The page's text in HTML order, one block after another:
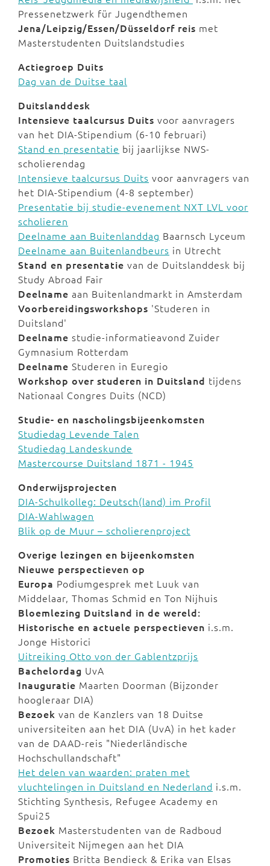
Pressenetzwerk für Jugendthemen
Jena/Leipzig/Essen/Düsseldorf reis met
Masterstudenten Duitslandstudies
Actiegroep Duits
Dag van de Duitse taal
Duitslanddesk
Intensieve taalcursus Duits voor aanvragers
van het DIA-Stipendium (6-10 februari)
Stand en presentatie bij jaarlijkse NWS-
scholierendag
Intensieve taalcursus Duits voor aanvragers van
het DIA-Stipendium (4-8 september)
Presentatie bij studie-evenement NXT LVL voor
scholieren
Deelname aan Buitenlanddag Baarnsch Lyceum
Deelname aan Buitenlandbeurs in Utrecht
Stand en presentatie van de Duitslanddesk bij
Study Abroad Fair
Deelname aan Buitenlandmarkt in Amsterdam
Voorbereidingsworkshops 'Studeren in
Duitsland'
Deelname studie-informatieavond Zuider
Gymnasium Rotterdam
Deelname Studeren in Euregio
Workshop over studeren in Duitsland tijdens
Nationaal Congres Duits (NCD)
Studie- en nascholingsbijeenkomsten
Studiedag Levende Talen
Studiedag Landeskunde
Mastercourse Duitsland 1871 - 1945
Onderwijsprojecten
DIA-Schulkolleg: Deutsch(land) im Profil
DIA-Wahlwagen
Blik op de Muur – scholierenproject
Overige lezingen en bijeenkomsten
Nieuwe perspectieven op
Europa Podiumgesprek met Luuk van
Middelaar, Thomas Schmid en Ton Nijhuis
Bloemlezing Duitsland in de wereld:
Historische en actuele perspectieven i.s.m.
Jonge Historici
Uitreiking Otto von der Gablentzprijs
Bachelordag UvA
Inauguratie Maarten Doorman (Bijzonder
hoogleraar DIA)
Bezoek van de Kanzlers van 18 Duitse
universiteiten aan het DIA (UvA) in het kader
van de DAAD-reis "Niederländische
Hochschullandschaft"
Het delen van waarden: praten met
vluchtelingen in Duitsland en Nederland i.s.m.
Stichting Synthesis, Refugee Academy en
Spui25
Bezoek Masterstudenten van de Radboud
Universiteit Nijmegen aan het DIA
Promoties Britta Bendieck & Erika van Elsas